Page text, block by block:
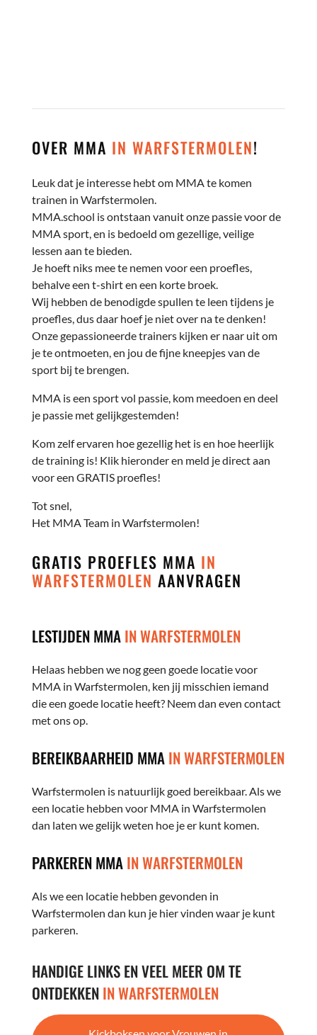
OVER MMA IN WARFSTERMOLEN!
Leuk dat je interesse hebt om MMA te komen
trainen in Warfstermolen.
MMA.school is ontstaan vanuit onze passie voor de
MMA sport, en is bedoeld om gezellige, veilige
lessen aan te bieden.
Je hoeft niks mee te nemen voor een proefles,
behalve een t-shirt en een korte broek.
Wij hebben de benodigde spullen te leen tijdens je
proefles, dus daar hoef je niet over na te denken!
Onze gepassioneerde trainers kijken er naar uit om
je te ontmoeten, en jou de fijne kneepjes van de
sport bij te brengen.
MMA is een sport vol passie, kom meedoen en deel
je passie met gelijkgestemden!
Kom zelf ervaren hoe gezellig het is en hoe heerlijk
de training is! Klik hieronder en meld je direct aan
voor een GRATIS proefles!
Tot snel,
Het MMA Team in Warfstermolen!
GRATIS PROEFLES MMA IN
WARFSTERMOLEN AANVRAGEN
LESTIJDEN MMAIN WARFSTERMOLEN
Helaas hebben we nog geen goede locatie voor
MMA in Warfstermolen, ken jij misschien iemand
die een goede locatie heeft? Neem dan even contact
met ons op.
BEREIKBAARHEID MMAIN WARFSTERMOLEN
Warfstermolen is natuurlijk goed bereikbaar. Als we
een locatie hebben voor MMA in Warfstermolen
dan laten we gelijk weten hoe je er kunt komen.
PARKEREN MMAIN WARFSTERMOLEN
Als we een locatie hebben gevonden in
Warfstermolen dan kun je hier vinden waar je kunt
parkeren.
HANDIGE LINKS EN VEEL MEER OM TE
ONTDEKKENIN WARFSTERMOLEN